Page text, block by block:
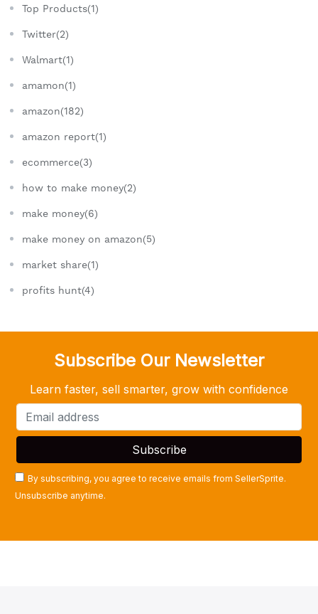
Top Products(1)
Twitter(2)
Walmart(1)
amamon(1)
amazon(182)
amazon report(1)
ecommerce(3)
how to make money(2)
make money(6)
make money on amazon(5)
market share(1)
profits hunt(4)
Subscribe Our Newsletter
Learn faster, sell smarter, grow with confidence
By subscribing, you agree to receive emails from SellerSprite.
Unsubscribe anytime.